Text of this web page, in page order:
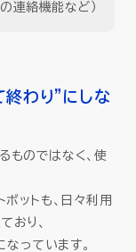
連絡機能など）
終わり”にしな
ものではなく、使
ットも、日々利用
おり、
っています。